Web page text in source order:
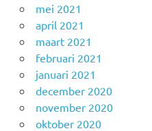
mei 2021
april 2021
maart 2021
februari 2021
januari 2021
december 2020
november 2020
oktober 2020